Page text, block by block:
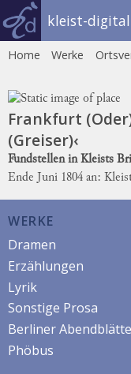
kleist-digital
Home Werke
Frankfurt
(Greiser)‹
Fundstellen in Kleists
Ende Juni 1804 an:
WERKE
Dramen
Erzählungen
Lyrik
Sonstige Prosa
Berliner
Phöbus